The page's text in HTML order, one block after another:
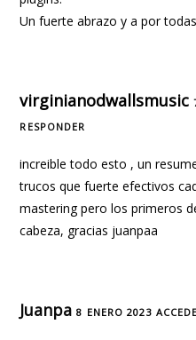
Un fuerte abrazo y a por
virginianodwallsmusic
RESPONDER
increible todo esto , un
trucos que fuerte efectivos
mastering pero los primeros
cabeza, gracias juanpaa
Juanpa 8 ENERO 2023